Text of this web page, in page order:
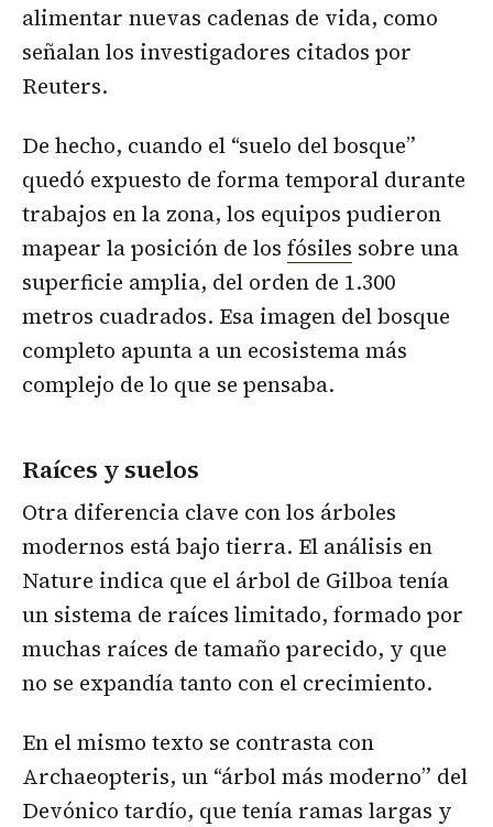
alimentar nuevas cadenas de vida, como
señalan los investigadores citados por
Reuters.
De hecho, cuando el “suelo del bosque”
quedó expuesto de forma temporal durante
trabajos en la zona, los equipos pudieron
mapear la posición de los fósiles sobre una
superficie amplia, del orden de 1.300
metros cuadrados. Esa imagen del bosque
completo apunta a un ecosistema más
complejo de lo que se pensaba.
Raíces y suelos
Otra diferencia clave con los árboles
modernos está bajo tierra. El análisis en
Nature indica que el árbol de Gilboa tenía
un sistema de raíces limitado, formado por
muchas raíces de tamaño parecido, y que
no se expandía tanto con el crecimiento.
En el mismo texto se contrasta con
Archaeopteris, un “árbol más moderno” del
Devónico tardío, que tenía ramas largas y